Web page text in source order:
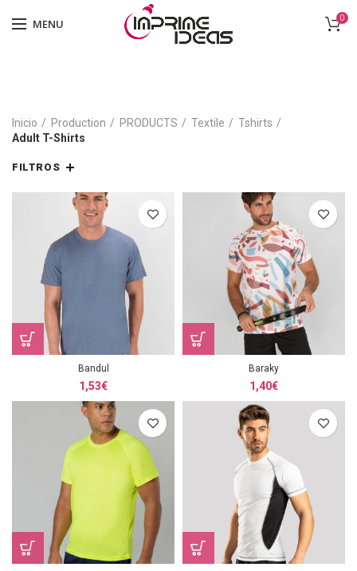
MENU 0
Inicio Production PRODUCTS Textile
Tshirts
Adult T-Shirts
FILTROS
Bandul
1,53€
Baraky
1,40€